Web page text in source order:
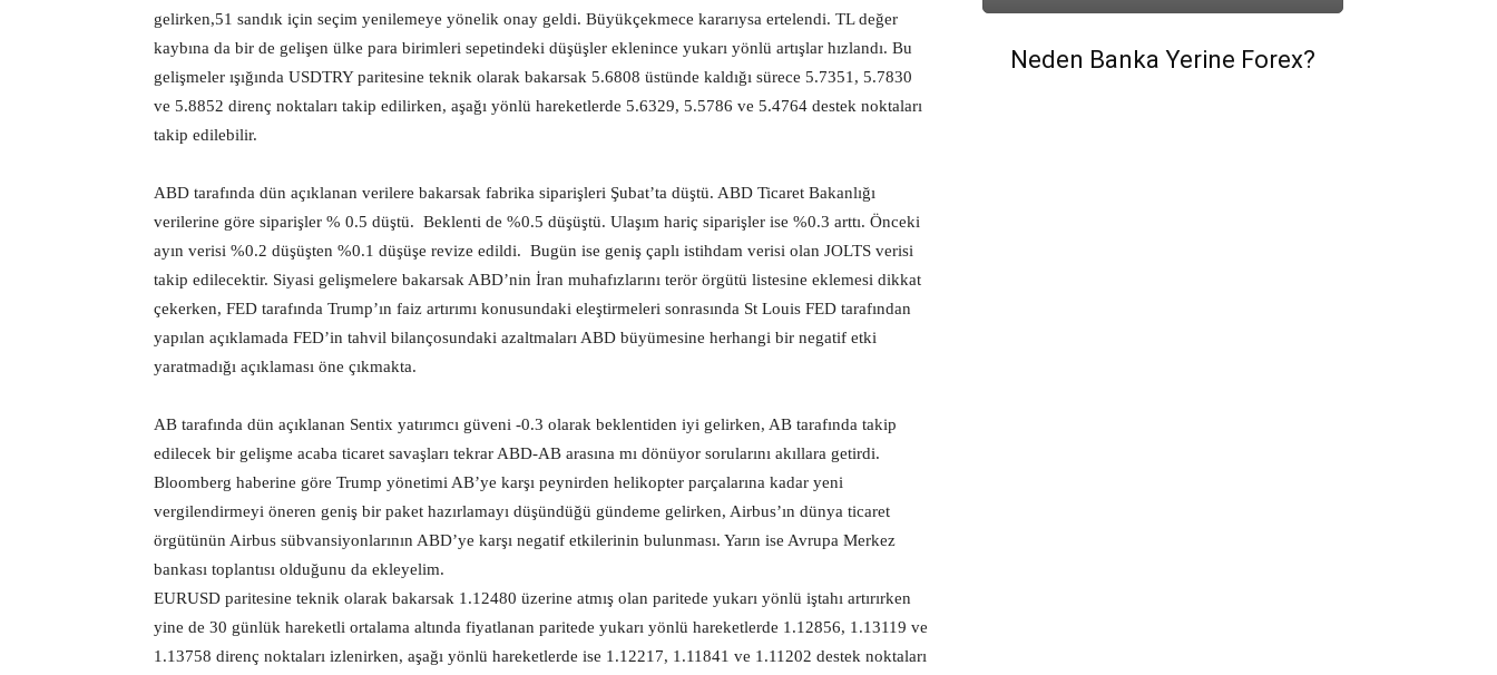
gelirken,51 sandık için seçim yenilemeye yönelik onay geldi. Büyükçekmece kararıysa ertelendi. TL değer
kaybına da bir de gelişen ülke para birimleri sepetindeki düşüşler eklenince yukarı yönlü artışlar hızlandı. Bu
gelişmeler ışığında USDTRY paritesine teknik olarak bakarsak 5.6808 üstünde kaldığı sürece 5.7351, 5.7830
ve 5.8852 direnç noktaları takip edilirken, aşağı yönlü hareketlerde 5.6329, 5.5786 ve 5.4764 destek noktaları
takip edilebilir.
ABD tarafında dün açıklanan verilere bakarsak fabrika siparişleri Şubat’ta düştü. ABD Ticaret Bakanlığı
verilerine göre siparişler % 0.5 düştü. Beklenti de %0.5 düşüştü. Ulaşım hariç siparişler ise %0.3 arttı. Önceki
ayın verisi %0.2 düşüşten %0.1 düşüşe revize edildi. Bugün ise geniş çaplı istihdam verisi olan JOLTS verisi
takip edilecektir. Siyasi gelişmelere bakarsak ABD’nin İran muhafızlarını terör örgütü listesine eklemesi dikkat
çekerken, FED tarafında Trump’ın faiz artırımı konusundaki eleştirmeleri sonrasında St Louis FED tarafından
yapılan açıklamada FED’in tahvil bilançosundaki azaltmaları ABD büyümesine herhangi bir negatif etki
yaratmadığı açıklaması öne çıkmakta.
AB tarafında dün açıklanan Sentix yatırımcı güveni -0.3 olarak beklentiden iyi gelirken, AB tarafında takip
edilecek bir gelişme acaba ticaret savaşları tekrar ABD-AB arasına mı dönüyor sorularını akıllara getirdi.
Bloomberg haberine göre Trump yönetimi AB’ye karşı peynirden helikopter parçalarına kadar yeni
vergilendirmeyi öneren geniş bir paket hazırlamayı düşündüğü gündeme gelirken, Airbus’ın dünya ticaret
örgütünün Airbus sübvansiyonlarının ABD’ye karşı negatif etkilerinin bulunması. Yarın ise Avrupa Merkez
bankası toplantısı olduğunu da ekleyelim.
EURUSD paritesine teknik olarak bakarsak 1.12480 üzerine atmış olan paritede yukarı yönlü iştahı artırırken
yine de 30 günlük hareketli ortalama altında fiyatlanan paritede yukarı yönlü hareketlerde 1.12856, 1.13119 ve
1.13758 direnç noktaları izlenirken, aşağı yönlü hareketlerde ise 1.12217, 1.11841 ve 1.11202 destek noktaları
Neden Banka Yerine Forex?